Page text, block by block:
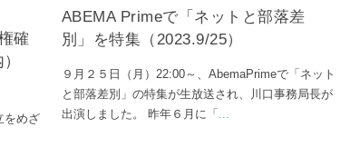
確
めざ
ABEMA Primeで「ネットと部落差
別」を特集（2023.9/25）
９月２５日（月）22:00～、AbemaPrimeで「ネット
と部落差別」の特集が生放送され、川口事務局長が
出演しました。 昨年６月に「 ...